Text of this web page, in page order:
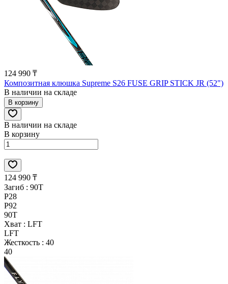
124 990 ₸
Композитная клюшка Supreme S26 FUSE GRIP STICK JR (52")
В наличии на складе
В корзину
В наличии на складе
В корзину
124 990 ₸
Загиб : 90T
P28
P92
90T
Хват : LFT
LFT
Жесткость : 40
40